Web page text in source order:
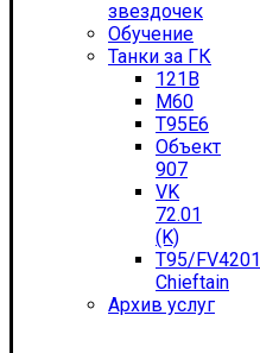
звездочек
Обучение
Танки за ГК
121B
M60
T95E6
Объект
907
VK
72.01
(K)
T95/FV4201
Chieftain
Архив услуг